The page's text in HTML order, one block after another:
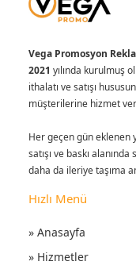
Vega Promosyon
2021 yılında kurulmuş
ithalatı ve satışı
müşterilerine hizmet
Her geçen gün
satışı ve baskı
daha da ileriye taşıma
Hızlı Menü
» Anasayfa
» Hizmetler